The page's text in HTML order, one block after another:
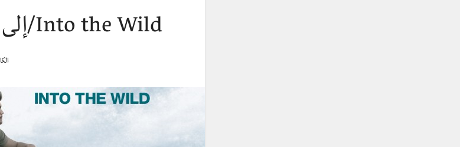
Into the Wild/إلى البريّة، تصحيح معنى السعادة